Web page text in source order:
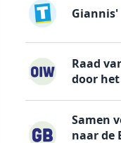
Raad
door
Samen
naar de